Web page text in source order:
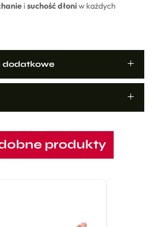
i suchość dłoniw każdych
dodatkowe
produkty